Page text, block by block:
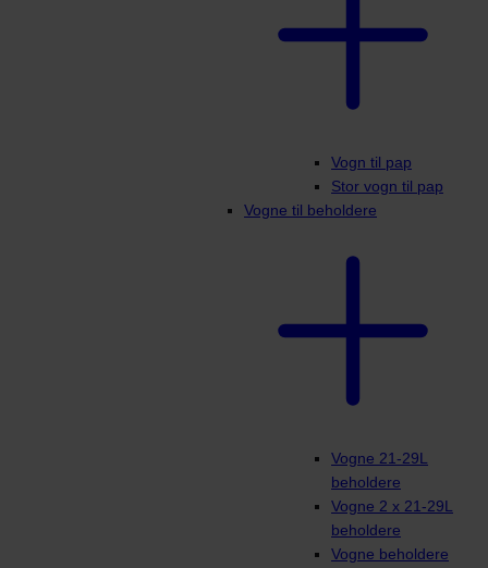
Vogn til pap
Stor vogn til pap
Vogne til beholdere
Vogne 21-29L
beholdere
Vogne 2 x 21-29L
beholdere
Vogne beholdere